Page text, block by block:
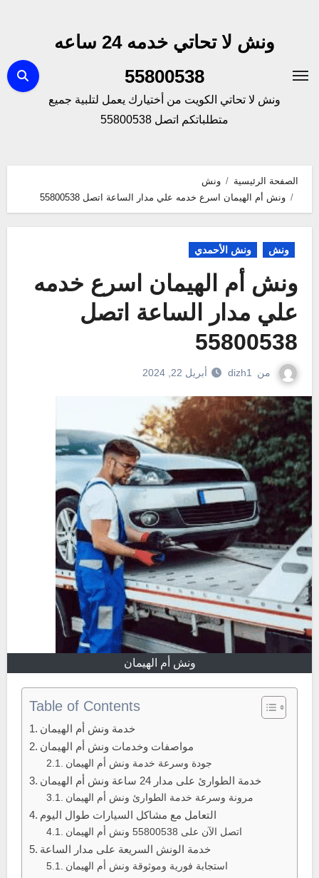
ونش لا تحاتي خدمه 24 ساعه
55800538
ونش لا تحاتي الكويت من أختيارك يعمل لتلبية جميع
متطلباتكم اتصل 55800538
الصفحة الرئيسية
ونش
ونش أم الهيمان اسرع خدمه علي مدار الساعة اتصل 55800538
ونش ونش الأحمدي
ونش أم الهيمان اسرع خدمه
علي مدار الساعة اتصل
55800538
من dizh1 أبريل 22, 2024
ونش أم الهيمان
Table of Contents
خدمة ونش أم الهيمان
مواصفات وخدمات ونش أم الهيمان
جودة وسرعة خدمة ونش أم الهيمان
خدمة الطوارئ على مدار 24 ساعة ونش أم الهيمان
مرونة وسرعة خدمة الطوارئ ونش أم الهيمان
التعامل مع مشاكل السيارات طوال اليوم
اتصل الآن على 55800538 ونش أم الهيمان
خدمة الونش السريعة على مدار الساعة
استجابة فورية وموثوقة ونش أم الهيمان